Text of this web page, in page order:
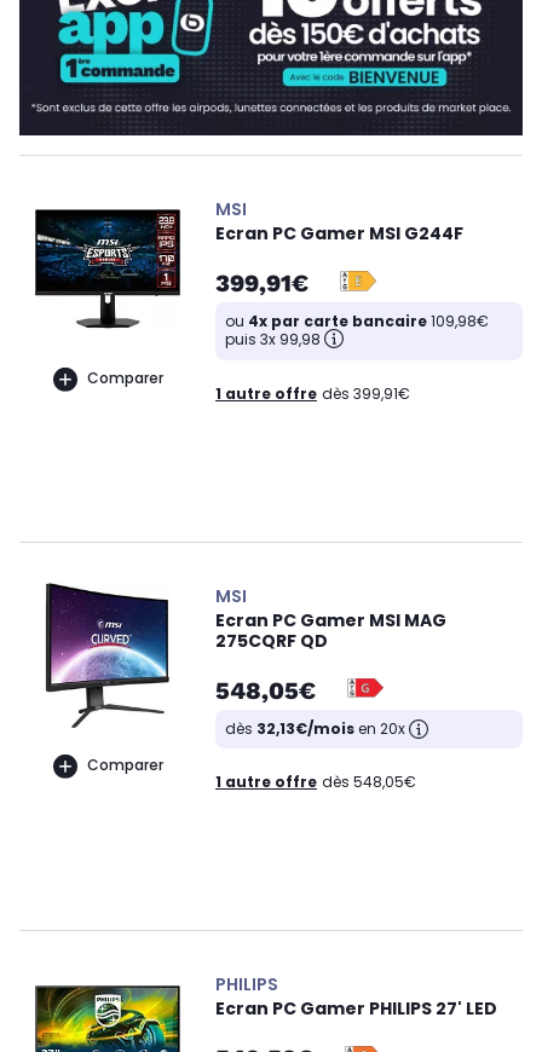
Comparer
MSI
Ecran PC Gamer MSI G244F
399,91€
ou 4x par carte bancaire109,98€
puis 3x 99,98
1 autre offre dès 399,91€
Comparer
MSI
Ecran PC Gamer MSI MAG
275CQRF QD
548,05€
dès 32,13€/moisen 20x
1 autre offre dès 548,05€
PHILIPS
Ecran PC Gamer PHILIPS 27' LED